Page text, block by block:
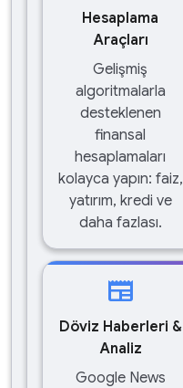
Hesaplama
Araçları
Gelişmiş
algoritmalarla
desteklenen
finansal
hesaplamaları
kolayca yapın: faiz,
yatırım, kredi ve
daha fazlası.
newspaper
Döviz Haberleri &
Analiz
Google News